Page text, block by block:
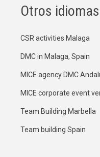
Otros idiomas
CSR activities Malaga
DMC in Malaga, Spain
MICE agency DMC
MICE corporate event
Team Building Marbella
Team building Spain